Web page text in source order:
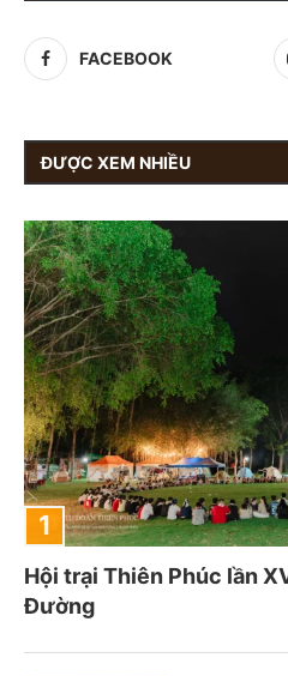
FACEBOOK
ĐƯỢC XEM NHIỀU
Hội trại Thiên Phúc lần
Đường